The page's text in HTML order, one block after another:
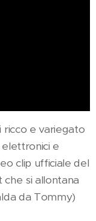
ricco e variegato
e
clip ufficiale del
si allontana
da Tommy)